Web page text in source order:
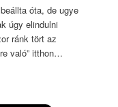
óta, de ugye
úgy elindulni
ránk tört az
való” itthon…